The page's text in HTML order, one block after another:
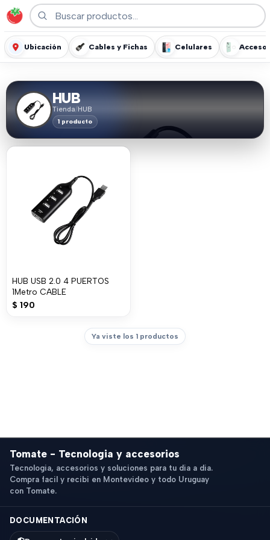
Ubicación Cables y Fichas Celulares
HUB
Tienda/HUB
1 producto
HUB USB 2.0 4 PUERTOS
1Metro CABLE
$ 190
Ya viste los 1 productos
Tomate - Tecnologia y accesorios
Tecnologia, accesorios y soluciones para tu dia a dia.
Compra facil y recibi en Montevideo y todo Uruguay
con Tomate.
DOCUMENTACIÓN